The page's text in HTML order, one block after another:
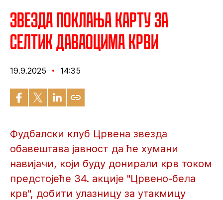
Звезда поклања карту за
Селтик даваоцима крви
19.9.2025 14:35
Фудбалски клуб Црвена звезда
обавештава јавност да ће хумани
навијачи, који буду донирали крв током
предстојеће 34. акције "Црвено-бела
крв", добити улазницу за утакмицу